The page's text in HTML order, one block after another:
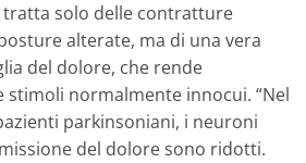
solo delle contratture
alterate, ma di una vera
del dolore, che rende
normalmente innocui. “Nel
parkinsoniani, i neuroni
del dolore sono ridotti.